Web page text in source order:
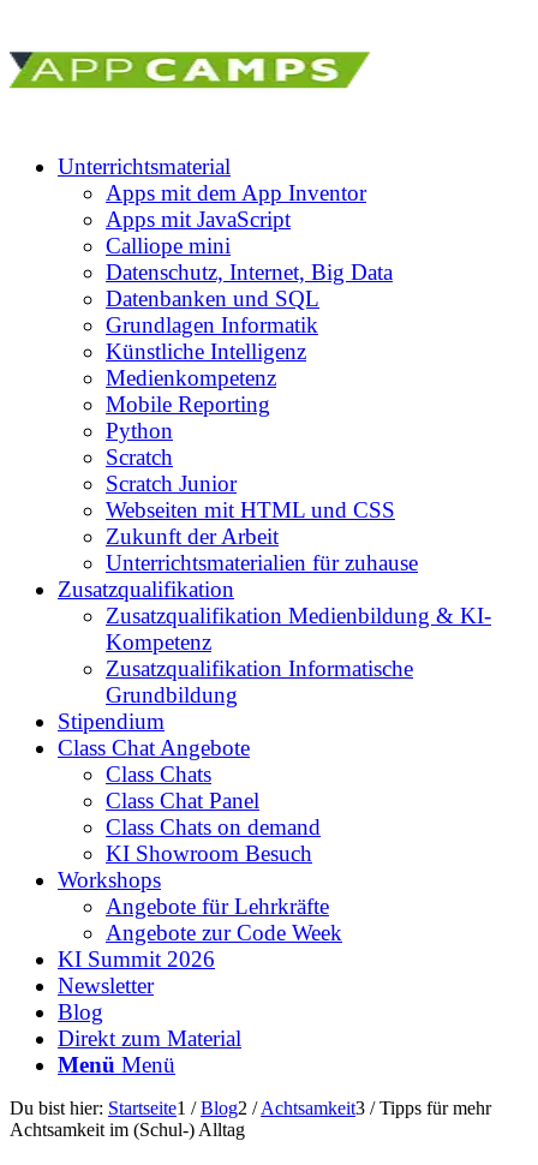
Unterrichtsmaterial
Apps mit dem App Inventor
Apps mit JavaScript
Calliope mini
Datenschutz, Internet, Big Data
Datenbanken und SQL
Grundlagen Informatik
Künstliche Intelligenz
Medienkompetenz
Mobile Reporting
Python
Scratch
Scratch Junior
Webseiten mit HTML und CSS
Zukunft der Arbeit
Unterrichtsmaterialien für zuhause
Zusatzqualifikation
Zusatzqualifikation Medienbildung & KI-
Kompetenz
Zusatzqualifikation Informatische
Grundbildung
Stipendium
Class Chat Angebote
Class Chats
Class Chat Panel
Class Chats on demand
KI Showroom Besuch
Workshops
Angebote für Lehrkräfte
Angebote zur Code Week
KI Summit 2026
Newsletter
Blog
Direkt zum Material
Menü Menü
Du bist hier: Startseite1 / Blog2 / Achtsamkeit3 / Tipps für mehr
Achtsamkeit im (Schul-) Alltag